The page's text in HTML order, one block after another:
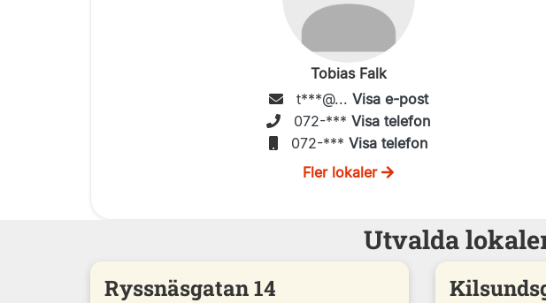
Tobias Falk
t***@... Visa e-post
072-*** Visa telefon
072-*** Visa telefon
Fler lokaler
Utvalda
Ryssnäsgatan 14